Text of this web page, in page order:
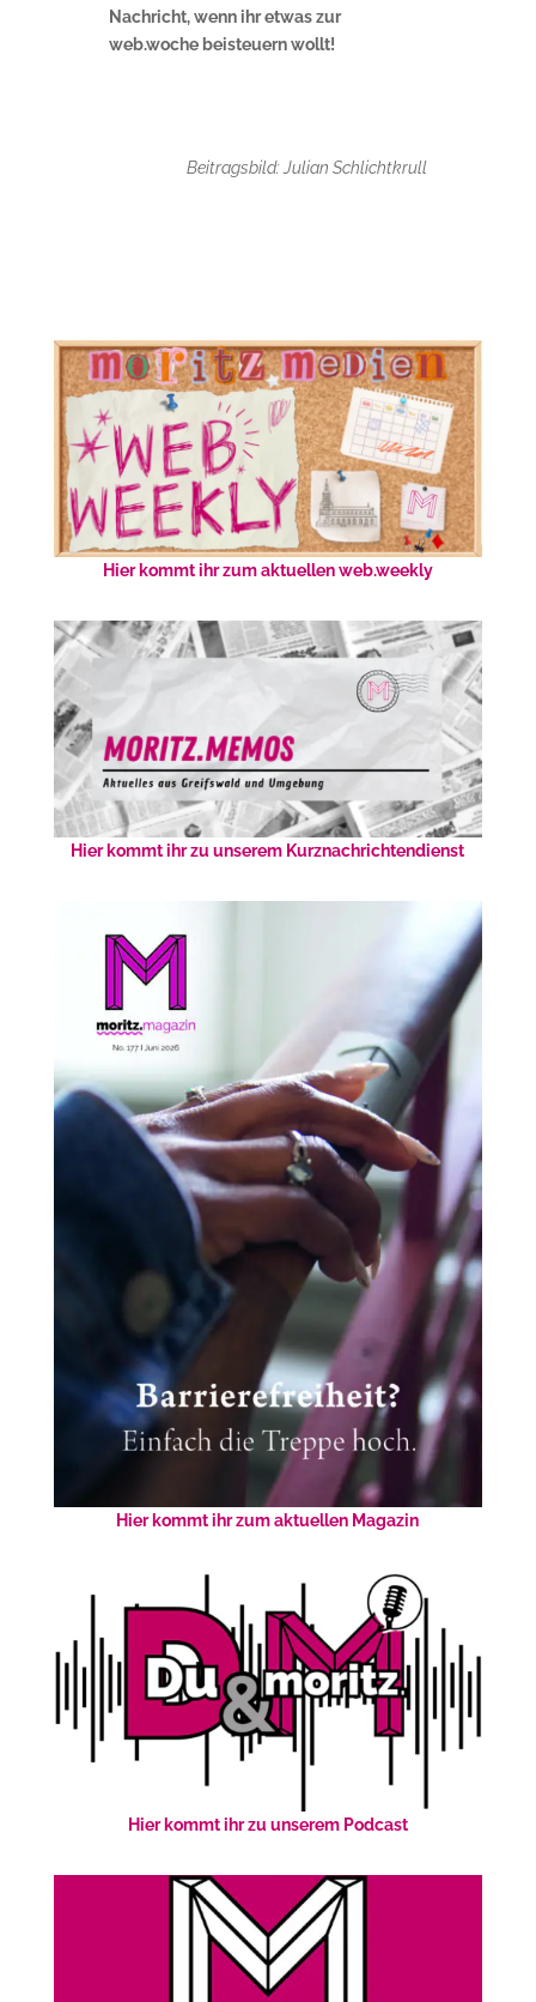
Nachricht, wenn ihr etwas zur
web.woche beisteuern wollt!
Beitragsbild: Julian Schlichtkrull
Hier kommt ihr zum aktuellen web.weekly
Hier kommt ihr zu unserem Kurznachrichtendienst
Hier kommt ihr zum aktuellen Magazin
Hier kommt ihr zu unserem Podcast